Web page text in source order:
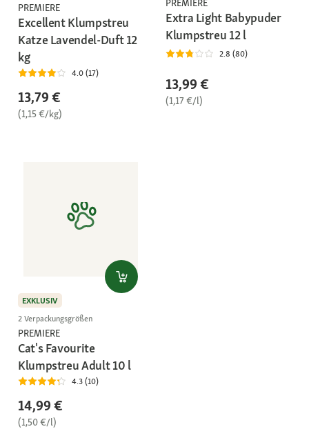
PREMIERE
Excellent Klumpstreu
Katze Lavendel-Duft 12
kg
4.0 (17)
13,79 €
(1,15 €/kg)
PREMIERE
Extra Light Babypuder
Klumpstreu 12 l
2.8 (80)
13,99 €
(1,17 €/l)
EXKLUSIV
2 Verpackungsgrößen
PREMIERE
Cat's Favourite
Klumpstreu Adult 10 l
4.3 (10)
14,99 €
(1,50 €/l)